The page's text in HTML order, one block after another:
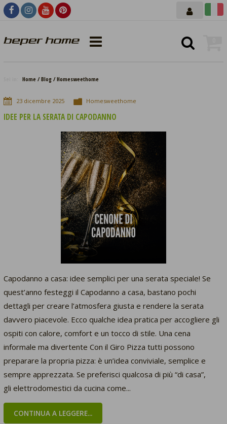
Home Blog Homesweethome
23 dicembre 2025 Homesweethome
IDEE PER LA SERATA DI CAPODANNO
Capodanno a casa: idee semplici per una serata speciale! Se
quest’anno festeggi il Capodanno a casa, bastano pochi
dettagli per creare l’atmosfera giusta e rendere la serata
davvero piacevole. Ecco qualche idea pratica per accogliere gli
ospiti con calore, comfort e un tocco di stile. Una cena
informale ma divertente Con il Giro Pizza tutti possono
preparare la propria pizza: è un’idea conviviale, semplice e
sempre apprezzata. Se preferisci qualcosa di più “di casa”,
gli elettrodomestici da cucina come...
CONTINUA A LEGGERE...